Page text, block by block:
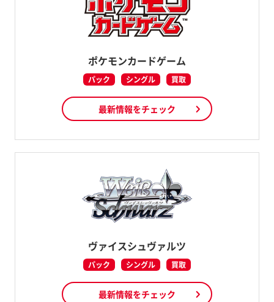
ポケモンカードゲーム
パック シングル 買取
最新情報をチェック
ヴァイスシュヴァルツ
パック シングル 買取
最新情報をチェック